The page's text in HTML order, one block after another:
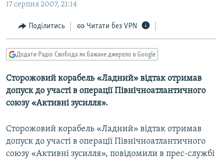
Перейти
пошуку
СУСПІЛЬСТВО
КУЛЬТУРА
СПОРТ
СВІТ
ДОНБАС.РЕАЛІЇ
КРИМ.РЕАЛІЇ
ТИ ЯК?
КИТАЙ.ВИКЛИКИ
МУЛЬТИМЕДІА
СПЕЦПРОЄКТИ
ПОДКАСТИ
17 серпня 2007, 21:14
Поділитись Читати без VPN
Додати Радіо Свобода як бажане джерело в Google
Сторожовий корабель «Ладний» відтак отримав
допуск до участі в операції Північноатлантичного
союзу «Активні зусилля».
Сторожовий корабель «Ладний» відтак отримав
допуск до участі в операції Північноатлантичного
союзу «Активні зусилля», повідомили в прес-службі